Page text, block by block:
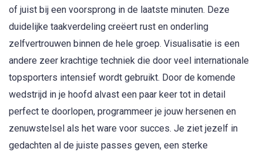
of juist bij een voorsprong in de laatste minuten. Deze
duidelijke taakverdeling creëert rust en onderling
zelfvertrouwen binnen de hele groep. Visualisatie is een
andere zeer krachtige techniek die door veel internationale
topsporters intensief wordt gebruikt. Door de komende
wedstrijd in je hoofd alvast een paar keer tot in detail
perfect te doorlopen, programmeer je jouw hersenen en
zenuwstelsel als het ware voor succes. Je ziet jezelf in
gedachten al de juiste passes geven, een sterke